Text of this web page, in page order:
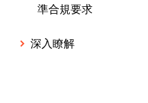
準合規要求
深入瞭解